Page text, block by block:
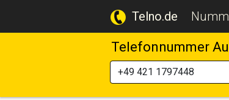
Telno.de
Telefonnummer